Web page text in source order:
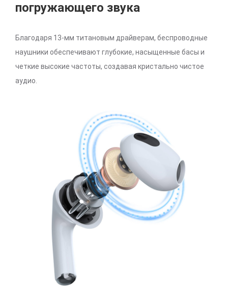
погружающего звука
Благодаря 13-мм титановым драйверам, беспроводные
наушники обеспечивают глубокие, насыщенные басы и
четкие высокие частоты, создавая кристально чистое
аудио.